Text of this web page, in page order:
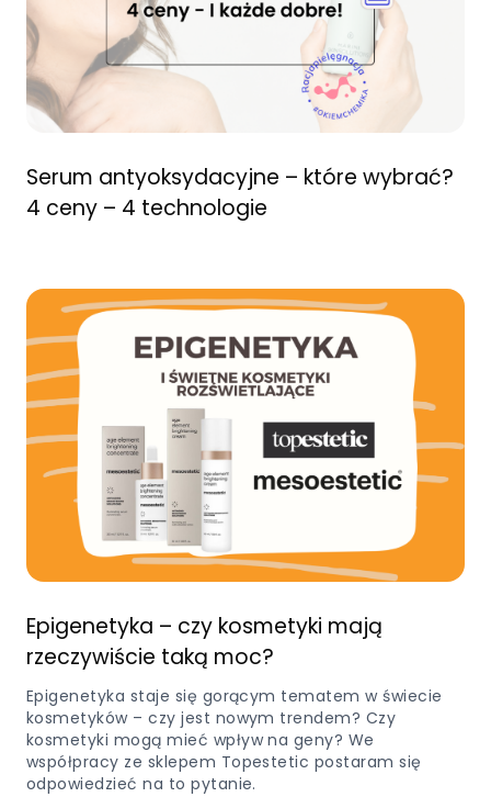
Serum antyoksydacyjne – które wybrać?
4 ceny – 4 technologie
Epigenetyka – czy kosmetyki mają
rzeczywiście taką moc?
Epigenetyka staje się gorącym tematem w świecie
kosmetyków – czy jest nowym trendem? Czy
kosmetyki mogą mieć wpływ na geny? We
współpracy ze sklepem Topestetic postaram się
odpowiedzieć na to pytanie.